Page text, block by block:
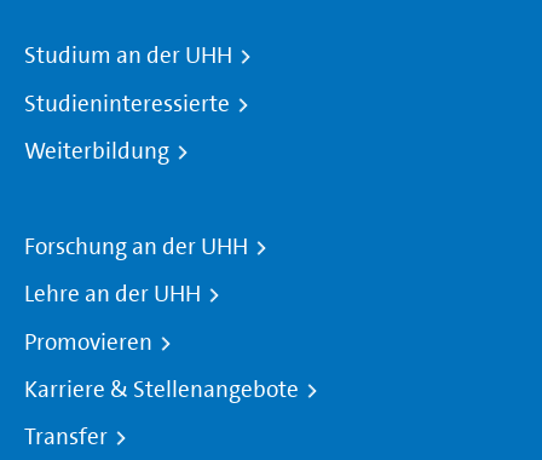
Studium an der UHH
Studieninteressierte
Weiterbildung
Forschung an der UHH
Lehre an der UHH
Promovieren
Karriere & Stellenangebote
Transfer